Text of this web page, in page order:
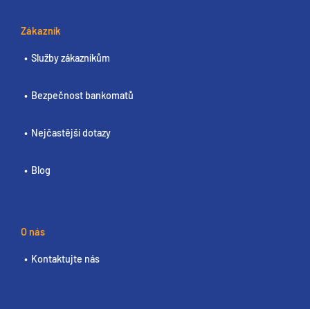
Zákazník
Služby zákazníkům
Bezpečnost bankomatů
Nejčastější dotazy
Blog
O nás
Kontaktujte nás